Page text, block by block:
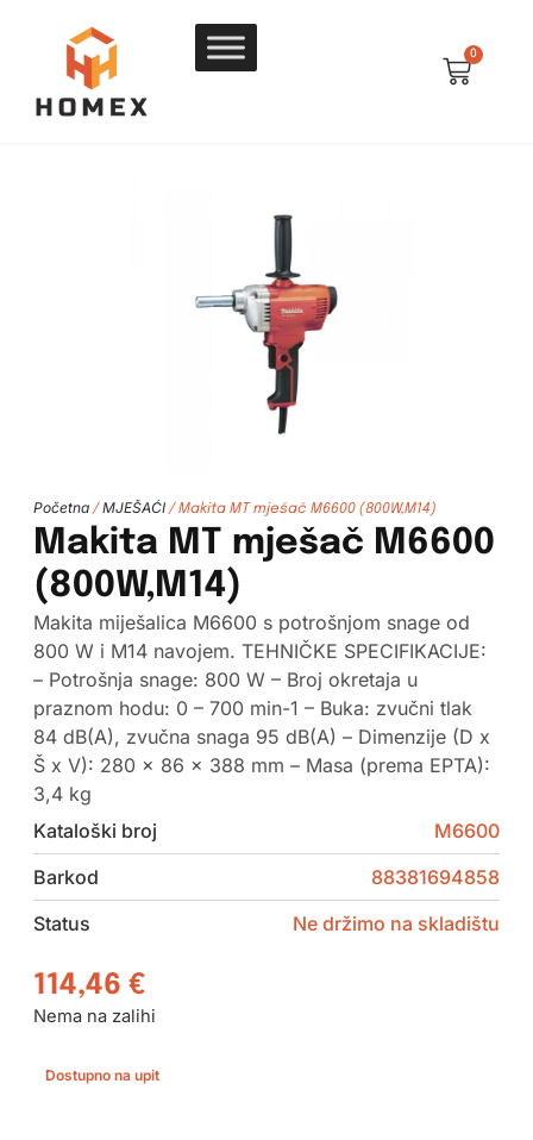
0
Početna/ MJEŠAĆI/ Makita MT mješač M6600 (800W,M14)
Makita MT mješač M6600
(800W,M14)
Makita miješalica M6600 s potrošnjom snage od
800 W i M14 navojem. TEHNIČKE SPECIFIKACIJE:
– Potrošnja snage: 800 W – Broj okretaja u
praznom hodu: 0 – 700 min-1 – Buka: zvučni tlak
84 dB(A), zvučna snaga 95 dB(A) – Dimenzije (D x
Š x V): 280 x 86 x 388 mm – Masa (prema EPTA):
3,4 kg
Kataloški broj
M6600
Barkod
88381694858
Status
Ne držimo na skladištu
114,46 €
Nema na zalihi
Dostupno na upit